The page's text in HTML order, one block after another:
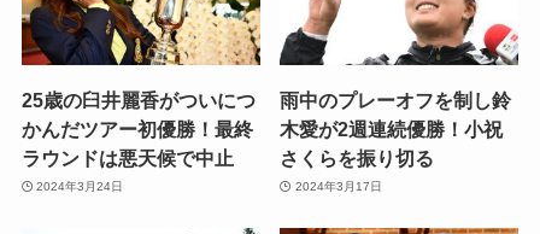
25歳の臼井麗香がついにつ
かんだツアー初優勝！最終
ラウンドは悪天候で中止
2024年3月24日
雨中のプレーオフを制し鈴
木愛が2週連続優勝！小祝
さくらを振り切る
2024年3月17日